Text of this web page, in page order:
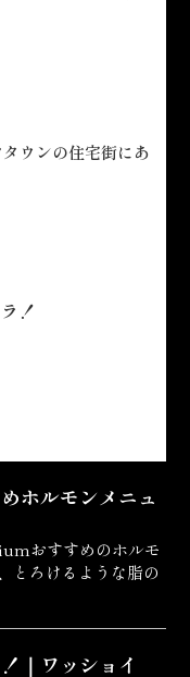
ウンの住宅街にあ
！
ホルモンメニュ
おすすめのホルモ
とろけるような脂の
｜ワッショイ